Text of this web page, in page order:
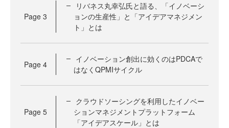
Page 3
リバネス丸幸弘氏と語る、「イノベーシ
ョンの生産性」と「アイデアマネジメン
ト」とは
Page 4
イノベーション創出に効くのはPDCAで
はなくQPMIサイクル
Page 5
クラウドソーシングを利用したイノベー
ションマネジメントプラットフォーム
「アイデアスケール」とは